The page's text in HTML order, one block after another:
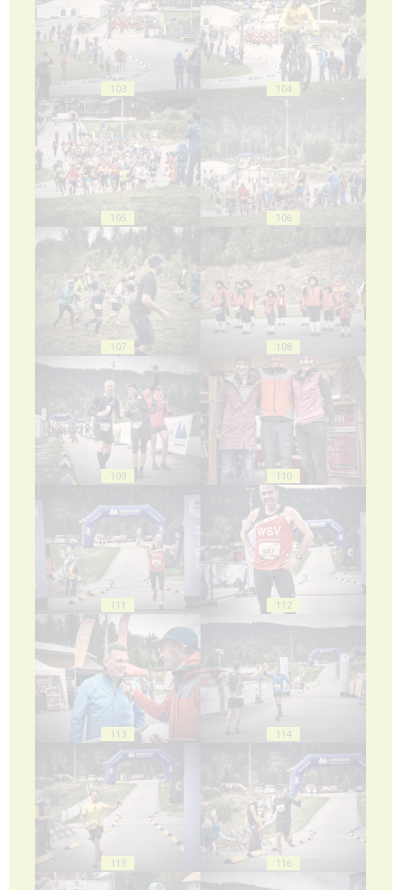
103 104
105 106
107 108
109 110
111 112
113 114
115 116